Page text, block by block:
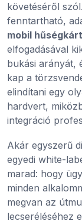
követéséről
fenntartható,
mobil
elfogadásával
bukási arányát,
kap a
elindítani egy
hardvert,
integráció
Akár egyszerű
egyedi white-
marad: hogy
minden
megvan az
lecseréléséhez